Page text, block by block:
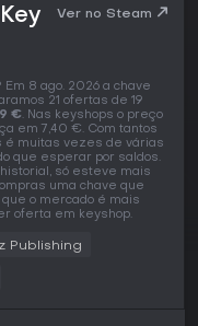
Ver no Steam
Em 8 ago. 2026 a chave
21 ofertas de 19
€. Nas keyshops o preço
em 7,40 €. Com tantos
é muitas vezes de várias
que esperar por saldos.
só esteve mais
uma chave que
o mercado é mais
oferta em keyshop.
Publishing